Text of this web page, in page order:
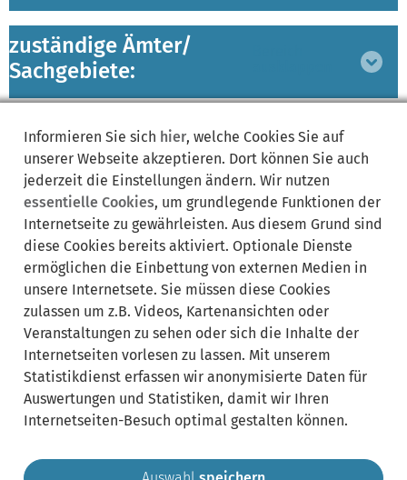
zuständige Ämter/
Sachgebiete:
Bereich
ausklappen
Lebenslagen:
Synonyme:
VHS
Informieren Sie sich hier, welche Cookies Sie auf
unserer Webseite akzeptieren. Dort können Sie auch
jederzeit die Einstellungen ändern. Wir nutzen
essentielle Cookies, um grundlegende Funktionen der
Internetseite zu gewährleisten. Aus diesem Grund sind
diese Cookies bereits aktiviert. Optionale Dienste
ermöglichen die Einbettung von externen Medien in
unsere Internetsete. Sie müssen diese Cookies
zulassen um z.B. Videos, Kartenansichten oder
Veranstaltungen zu sehen oder sich die Inhalte der
Internetseiten vorlesen zu lassen. Mit unserem
Statistikdienst erfassen wir anonymisierte Daten für
Auswertungen und Statistiken, damit wir Ihren
Internetseiten-Besuch optimal gestalten können.